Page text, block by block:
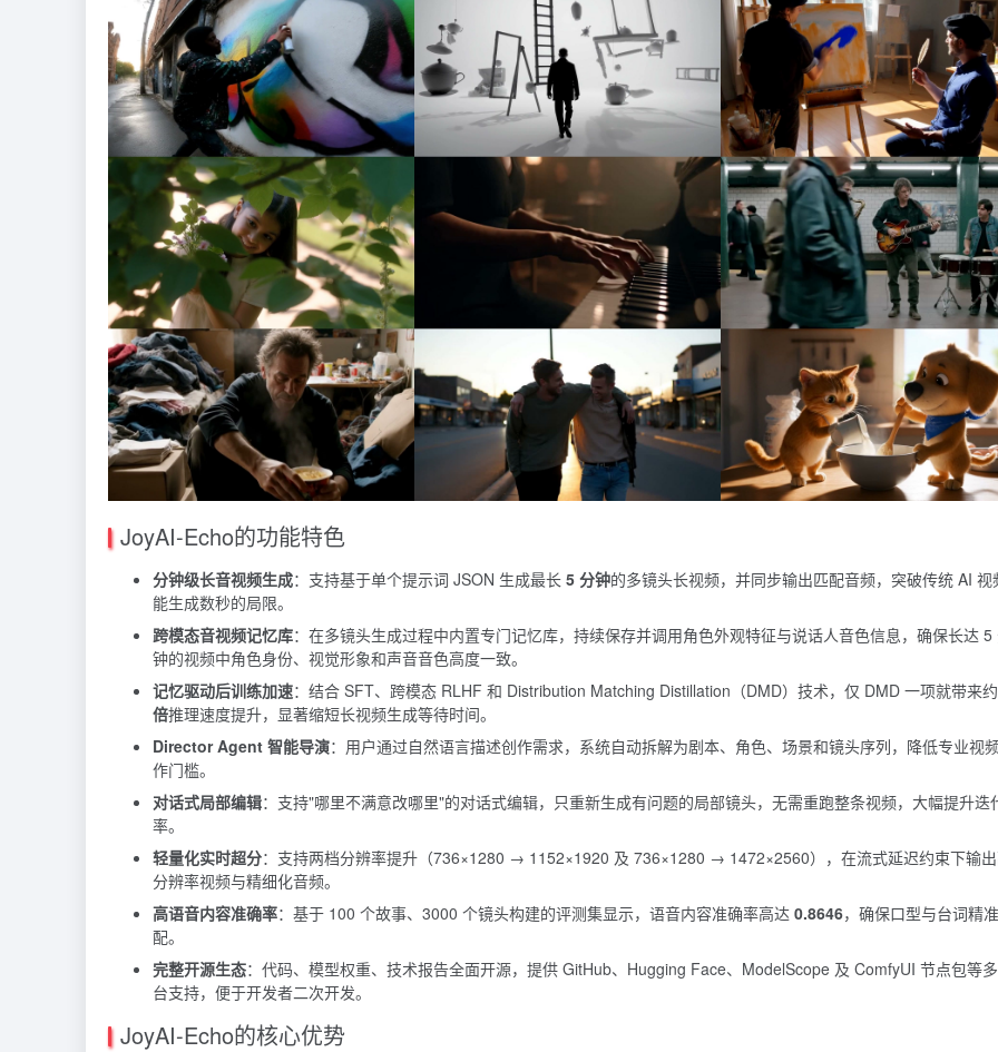
JoyAI-Echo的功能特色
分钟级长音视频生成：支持基于单个提示词 JSON 生成最长 5 分钟的多镜头长视频，并同步输出匹配音频，突破传统 AI 视
能生成数秒的局限。
跨模态音视频记忆库：在多镜头生成过程中内置专门记忆库，持续保存并调用角色外观特征与说话人音色信息，确保长达 5
钟的视频中角色身份、视觉形象和声音音色高度一致。
记忆驱动后训练加速：结合 SFT、跨模态 RLHF 和 Distribution Matching Distillation（DMD）技术，仅 DMD 一项就带来约
倍推理速度提升，显著缩短长视频生成等待时间。
Director Agent 智能导演：用户通过自然语言描述创作需求，系统自动拆解为剧本、角色、场景和镜头序列，降低专业视
作门槛。
对话式局部编辑：支持"哪里不满意改哪里"的对话式编辑，只重新生成有问题的局部镜头，无需重跑整条视频，大幅提升迭
率。
轻量化实时超分：支持两档分辨率提升（736×1280 → 1152×1920 及 736×1280 → 1472×2560），在流式延迟约束下输
分辨率视频与精细化音频。
高语音内容准确率：基于 100 个故事、3000 个镜头构建的评测集显示，语音内容准确率高达 0.8646，确保口型与台词精
配。
完整开源生态：代码、模型权重、技术报告全面开源，提供 GitHub、Hugging Face、ModelScope 及 ComfyUI 节点包等
台支持，便于开发者二次开发。
JoyAI-Echo的核心优势